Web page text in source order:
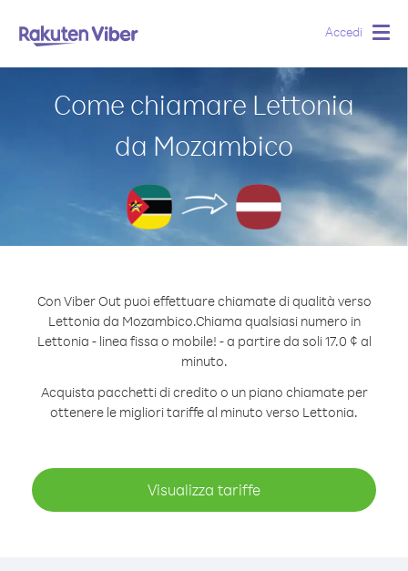
Accedi
Come chiamare Lettonia
da Mozambico
Con Viber Out puoi effettuare chiamate di qualità verso
Lettonia da Mozambico.Chiama qualsiasi numero in
Lettonia - linea fissa o mobile! - a partire da soli 17.0 ¢ al
minuto.
Acquista pacchetti di credito o un piano chiamate per
ottenere le migliori tariffe al minuto verso Lettonia.
Visualizza tariffe